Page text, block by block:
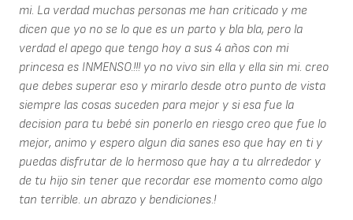
mi. La verdad muchas personas me han criticado y me
dicen que yo no se lo que es un parto y bla bla, pero la
verdad el apego que tengo hoy a sus 4 años con mi
princesa es INMENSO.!!! yo no vivo sin ella y ella sin mi. creo
que debes superar eso y mirarlo desde otro punto de vista
siempre las cosas suceden para mejor y si esa fue la
decision para tu bebé sin ponerlo en riesgo creo que fue lo
mejor, animo y espero algun dia sanes eso que hay en ti y
puedas disfrutar de lo hermoso que hay a tu alrrededor y
de tu hijo sin tener que recordar ese momento como algo
tan terrible. un abrazo y bendiciones.!